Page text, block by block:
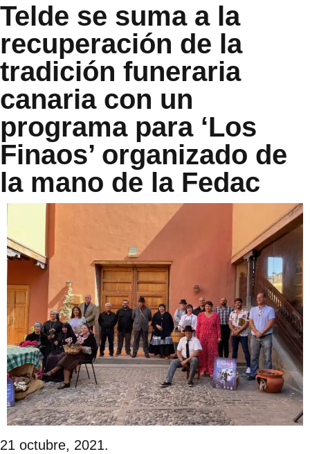
Telde se suma a la
recuperación de la
tradición funeraria
canaria con un
programa para ‘Los
Finaos’ organizado de
la mano de la Fedac
21 octubre, 2021.